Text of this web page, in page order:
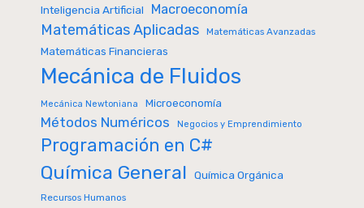
Inteligencia Artificial
Macroeconomía
Matemáticas Aplicadas Matemáticas Avanzadas
Matemáticas Financieras
Mecánica de Fluidos
Mecánica Newtoniana Microeconomía
Métodos Numéricos Negocios y Emprendimiento
Programación en C#
Química General Química Orgánica
Recursos Humanos